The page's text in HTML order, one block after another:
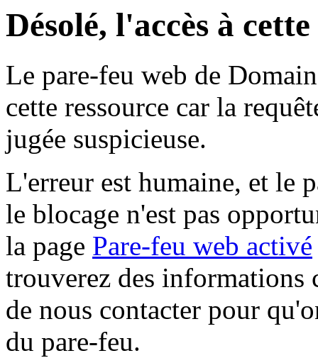
Désolé, l'accès à
Le pare-feu web de
cette ressource car la
jugée suspicieuse.
L'erreur est humaine, et le
le blocage n'est pas
la page Pare-feu web activé
trouverez des informations
de nous contacter pour
du pare-feu.